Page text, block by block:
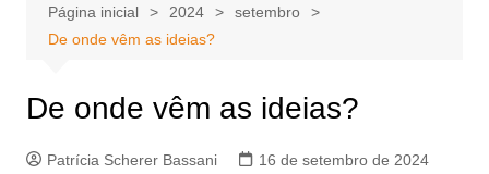
Página inicial 2024
setembro
De onde vêm as ideias?
De onde vêm as ideias?
Patrícia Scherer Bassani
16 de setembro de 2024